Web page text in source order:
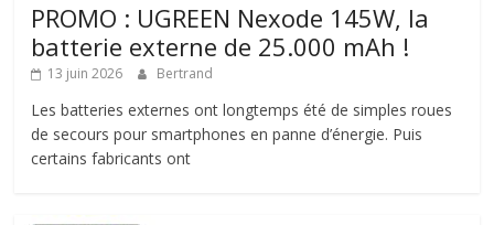
PROMO : UGREEN Nexode 145W, la
batterie externe de 25.000 mAh !
13 juin 2026 Bertrand
Les batteries externes ont longtemps été de simples roues
de secours pour smartphones en panne d’énergie. Puis
certains fabricants ont